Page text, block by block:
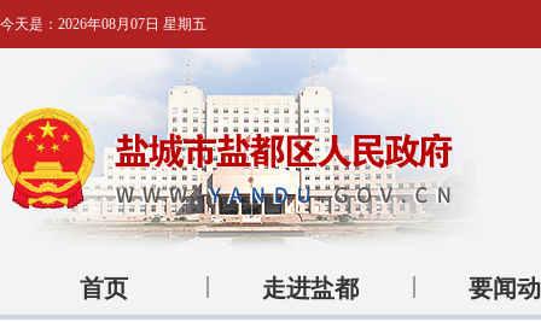
今天是： 2026年08月07日 星期五
首页 走进盐都 要闻